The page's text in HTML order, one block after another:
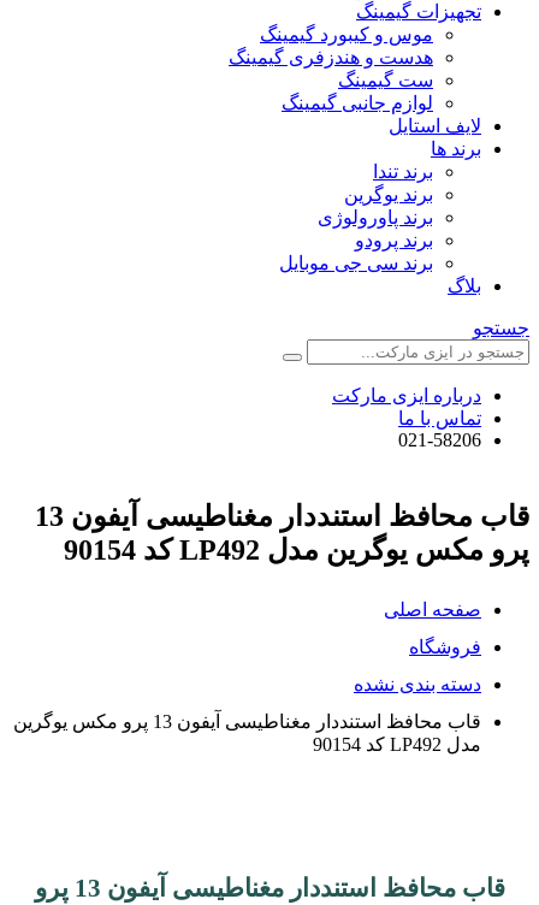
تجهیزات گیمینگ
موس و کیبورد گیمینگ
هدست و هندزفری گیمینگ
ست گیمینگ
لوازم جانبی گیمینگ
لایف استایل
برند ها
برند تندا
برند یوگرین
برند پاورولوژی
برند پرودو
برند سی جی موبایل
بلاگ
جستجو
درباره ایزی مارکت
تماس با ما
021-58206
قاب محافظ استنددار مغناطیسی آیفون 13
پرو مکس یوگرین مدل LP492 کد 90154
صفحه اصلی
فروشگاه
دسته بندی نشده
قاب محافظ استنددار مغناطیسی آیفون 13 پرو مکس یوگرین
مدل LP492 کد 90154
قاب محافظ استنددار مغناطیسی آیفون 13 پرو